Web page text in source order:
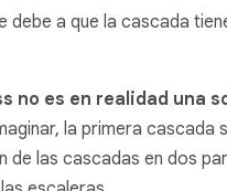
debe a que la cascada
no es en realidad una
la primera
de las cascadas en dos